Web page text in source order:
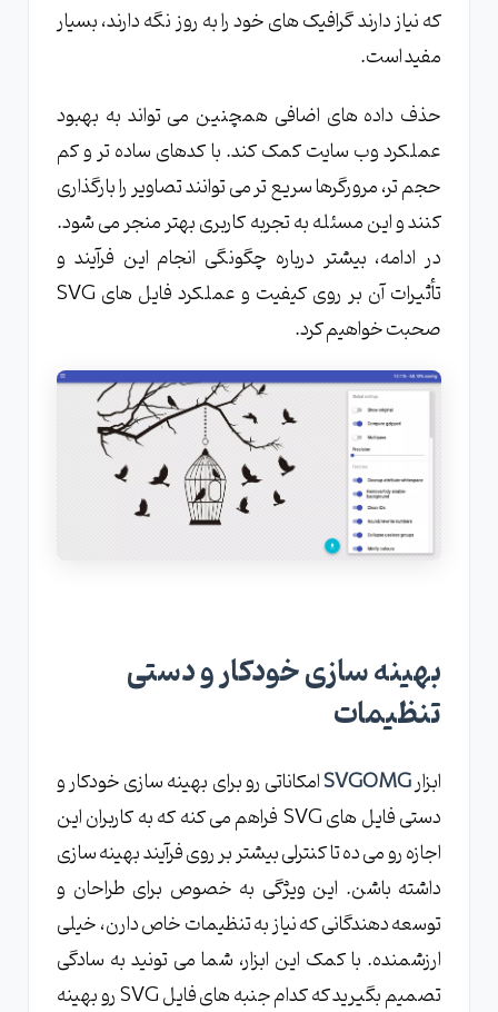
که نیاز دارند گرافیک های خود را به روز نگه دارند، بسیار
مفید است.
حذف داده های اضافی همچنین می تواند به بهبود
عملکرد وب سایت کمک کند. با کدهای ساده تر و کم
حجم تر، مرورگرها سریع تر می توانند تصاویر را بارگذاری
کنند و این مسئله به تجربه کاربری بهتر منجر می شود.
در ادامه، بیشتر درباره چگونگی انجام این فرآیند و
تأثیرات آن بر روی کیفیت و عملکرد فایل های SVG
صحبت خواهیم کرد.
بهینه سازی خودکار و دستی
تنظیمات
ابزارSVGOMGامکاناتی رو برای بهینه سازی خودکار و
دستی فایل های SVG فراهم می کنه که به کاربران این
اجازه رو می ده تا کنترلی بیشتر بر روی فرآیند بهینه سازی
داشته باشن. این ویژگی به خصوص برای طراحان و
توسعه دهندگانی که نیاز به تنظیمات خاص دارن، خیلی
ارزشمنده. با کمک این ابزار، شما می تونید به سادگی
تصمیم بگیرید که کدام جنبه های فایل SVG رو بهینه